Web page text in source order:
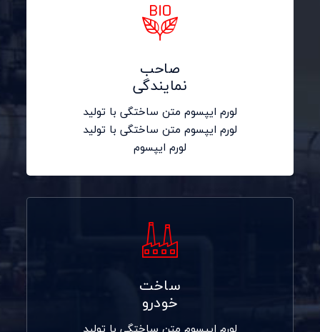
صاحب
نمایندگی
لورم ایپسوم متن ساختگی با تولید
لورم ایپسوم متن ساختگی با تولید
لورم ایپسوم
ساخت
خودرو